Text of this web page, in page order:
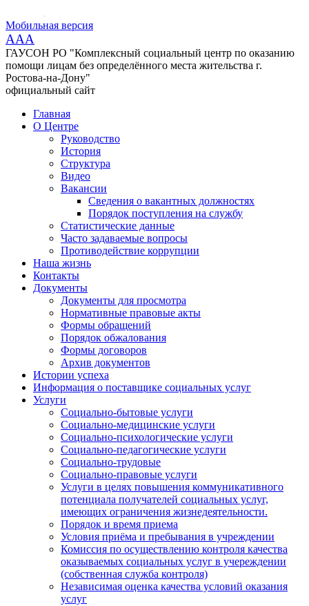
Мобильная версия
AAA
ГАУСОН РО "Комплексный социальный центр по оказанию
помощи лицам без определённого места жительства г.
Ростова-на-Дону"
официальный сайт
Главная
О Центре
Руководство
История
Структура
Видео
Вакансии
Сведения о вакантных должностях
Порядок поступления на службу
Статистические данные
Часто задаваемые вопросы
Противодействие коррупции
Наша жизнь
Контакты
Документы
Документы для просмотра
Нормативные правовые акты
Формы обращений
Порядок обжалования
Формы договоров
Архив документов
Истории успеха
Информация о поставщике социальных услуг
Услуги
Социально-бытовые услуги
Социально-медицинские услуги
Социально-психологические услуги
Социально-педагогические услуги
Социально-трудовые
Социально-правовые услуги
Услуги в целях повышения коммуникативного
потенциала получателей социальных услуг,
имеющих ограничения жизнедеятельности.
Порядок и время приема
Условия приёма и пребывания в учреждении
Комиссия по осуществлению контроля качества
оказываемых социальных услуг в учереждении
(собственная служба контроля)
Независимая оценка качества условий оказания
услуг